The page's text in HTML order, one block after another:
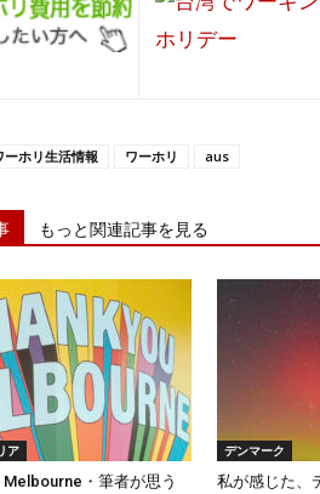
ーホリ生活情報 ワーホリ aus
もっと関連記事を見る
ア
Melbourne・筆者が思う
デンマーク
私が感じた、